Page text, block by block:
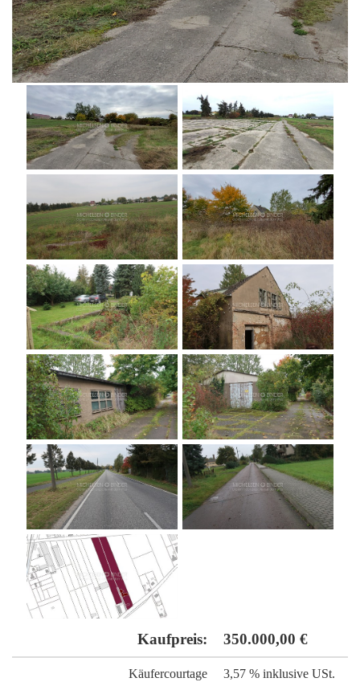
Kaufpreis: 350.000,00 €
Käufercourtage 3,57 % inklusive USt.